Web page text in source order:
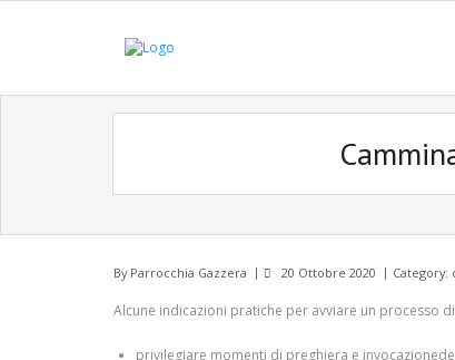
By Parrocchia Gazzera 20 Ottobre 2020 Category:
Alcune indicazioni pratiche per avviare un processo
privilegiare momenti di preghiera e